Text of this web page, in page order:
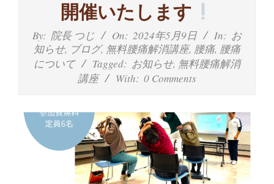
茨
木
整
体
開催いたします
By: 院長 つじ On: 2024年5月9日 In: お
知らせ, ブログ, 無料腰痛解消講座, 腰痛, 腰痛
について
Tagged: お知らせ, 無料腰痛解消
講座
With: 0 Comments